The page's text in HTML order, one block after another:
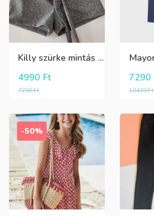
Killy szürke mintás rövidnadrág
7290Ft
4990 Ft
10439Ft
7290
-50%